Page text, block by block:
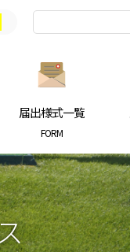
届出様式一覧
FORM